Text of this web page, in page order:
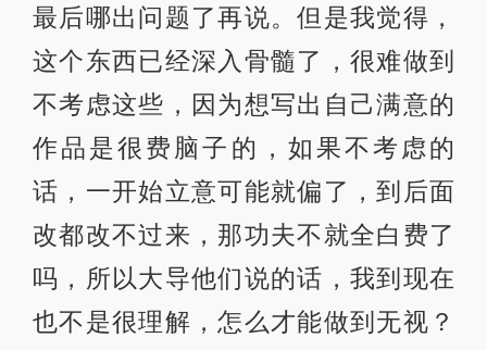
最后哪出问题了再说。但是我觉得，
这个东西已经深入骨髓了，很难做到
不考虑这些，因为想写出自己满意的
作品是很费脑子的，如果不考虑的
话，一开始立意可能就偏了，到后面
改都改不过来，那功夫不就全白费了
吗，所以大导他们说的话，我到现在
也不是很理解，怎么才能做到无视？